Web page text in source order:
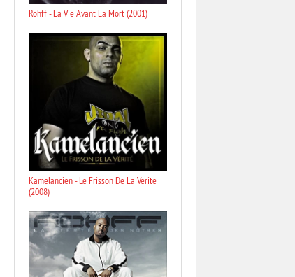
Rohff - La Vie Avant La Mort (2001)
Kamelancien - Le Frisson De La Verite
(2008)